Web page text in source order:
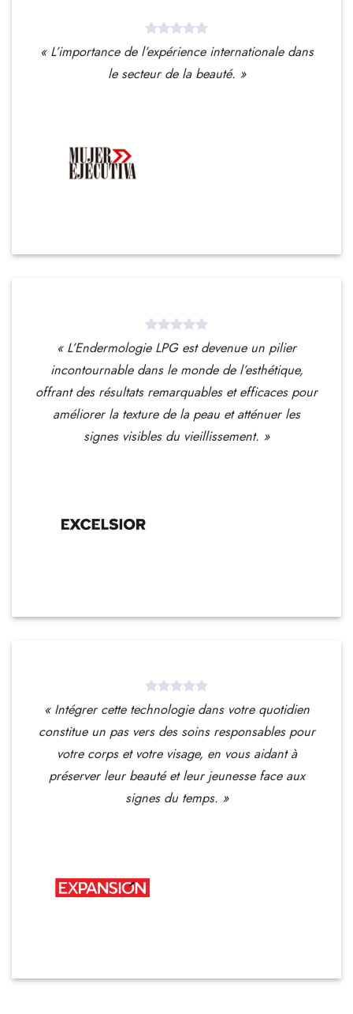
« L’importance de l’expérience internationale dans
le secteur de la beauté. »
« L’Endermologie LPG est devenue un pilier
incontournable dans le monde de l’esthétique,
offrant des résultats remarquables et efficaces pour
améliorer la texture de la peau et atténuer les
signes visibles du vieillissement. »
« Intégrer cette technologie dans votre quotidien
constitue un pas vers des soins responsables pour
votre corps et votre visage, en vous aidant à
préserver leur beauté et leur jeunesse face aux
signes du temps. »